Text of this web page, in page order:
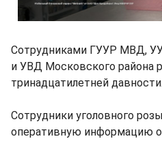
Сотрудниками ГУУР МВД,
и УВД Московского района
тринадцатилетней давности.
Сотрудники уголовного
оперативную информацию